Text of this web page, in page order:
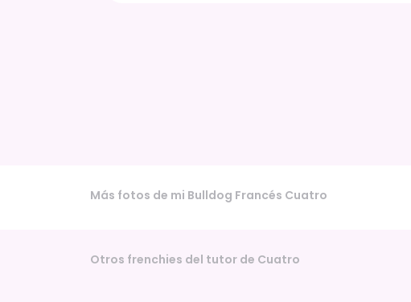
Más fotos de mi Bulldog Francés Cuatro
Otros frenchies del tutor de Cuatro